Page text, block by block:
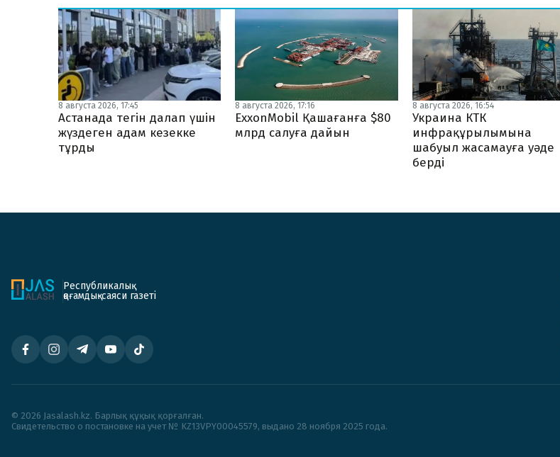
8 августа 2026, 17:45
Астанада тегін далап үшін
жүздеген адам кезекке
тұрды
8 августа 2026, 17:16
ExxonMobil Қашағанға $80
млрд салуға дайын
8 августа 2026, 16:54
Украина КТК
инфрақұрылымына
шабуыл жасамауға уәде
берді
Республикалық
қоғамдық-саяси газеті
© 2026 Jasalash.kz. Барлық құқық қорғалған.
Cвидетельство о постановке на учет № KZ13VPY00045579, выдано 28 ноября 2025 года.